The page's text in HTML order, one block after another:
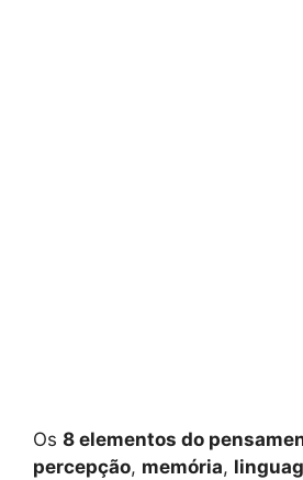
Os 8 elementos do
percepção, memória,